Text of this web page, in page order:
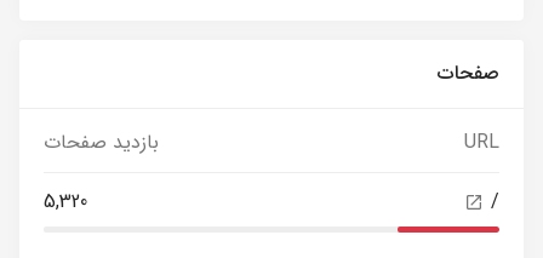
صفحات
URL
بازدید صفحات
/
5,320